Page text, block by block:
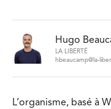
Hugo
LA LIBERTÉ
hbeaucamp@la-
L’organisme, basé à